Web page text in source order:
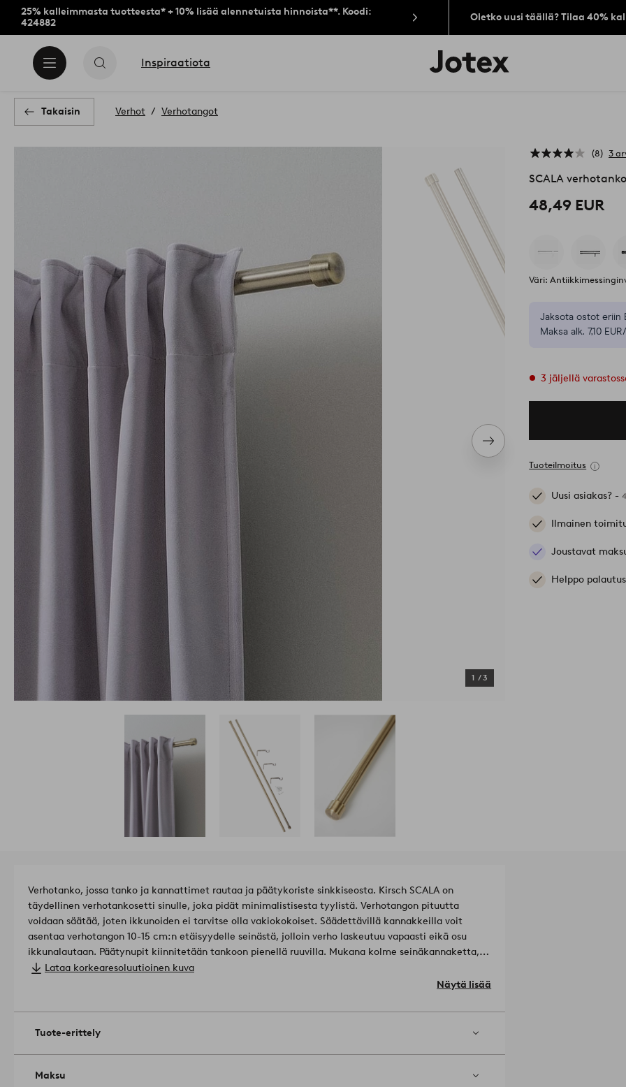
25% kalleimmasta tuotteesta* + 10% lisää alennetuista hinnoista**. Koodi:
424882
Oletko uusi täällä? Tilaa 40%
Inspiraatiota
Jotex-
logo
Takaisin Verhot Verhotangot
Seuraava
tuote
1 /3
8 3
SCALA
48,49 EUR
Väri:
Jaksota ostot eriin
Maksa alk. 7,10
3 jäljellä
Tuoteilmoitus
Uusi asiakas? -
Ilmainen
Joustavat
Helppo
Verhotanko, jossa tanko ja kannattimet rautaa ja päätykoriste sinkkiseosta. Kirsch SCALA on
täydellinen verhotankosetti sinulle, joka pidät minimalistisesta tyylistä. Verhotangon pituutta
voidaan säätää, joten ikkunoiden ei tarvitse olla vakiokokoiset. Säädettävillä kannakkeilla voit
asentaa verhotangon 10-15 cm:n etäisyydelle seinästä, jolloin verho laskeutuu vapaasti eikä osu
ikkunalautaan. Päätynupit kiinnitetään tankoon pienellä ruuvilla. Mukana kolme seinäkannaketta,
ruuvit ja tulpat mukana. Huomioi, että asentamiseen parhaiten sopiva tapa määritellään aina
Vinkki: Meillä on myös laaja valikoima verhotamppeja, joiden avulla voit korostaa valitsemaasi
tyyliä.Tuotenumero: 1725119-04-0
Lataa korkearesoluutioinen kuva
Näytä lisää
Tuote-erittely
Maksu